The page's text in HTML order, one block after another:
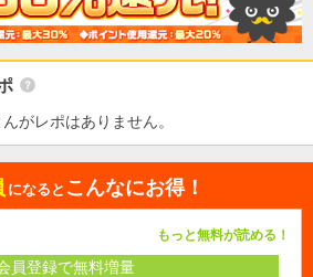
がレポはありません。
になると こんなにお得！
もっと無料が読める！
員登録で無料増量